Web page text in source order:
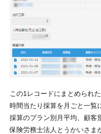
この1レコードにまとめられ
時間当たり採算を月ごと一覧
採算のプラン別月平均、顧客
保険労務士法人とうかいさま